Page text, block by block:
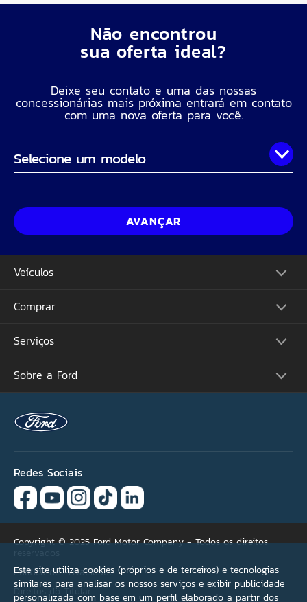
Não encontrou
sua oferta ideal?
Deixe seu contato e uma das nossas
concessionárias mais próxima entrará em contato
com uma nova oferta para você.
Onde você está?Nome Completo
Telefone
Por que não encontrou
mais de uma opção.
Versão não encontrada
Condições de pagamento
Acessórios
Outros
AVANÇAR
Este site utiliza cookies (próprios e de terceiros) e tecnologias
similares para analisar os nossos serviços e exibir publicidade
personalizada com base em um perfil elaborado a partir dos
Veículos
Picapes
Suvs
Performance
Comprar
Monte o Seu
Ofertas
Concessionárias
Acessórios Ford
Serviços Financeiros
Simule seu Financiamento
Plano Ford Sempre
Serviços
Atualização Sync
Proprietários
Recall
Ford Protect
Revisão Preço Fixo Ford
Agende seu Serviço
Garantia
Quick Lane®
Sobre a Ford
Carreiras
Programa de Estágio
Ford Global
Notícias
Redes Sociais
Copyright © 2025 Ford Motor Company - Todos os direitos
Política de Privacidade
Direitos do Titular